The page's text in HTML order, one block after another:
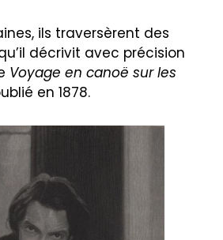
ils traversèrent des
décrivit avec précision
Voyage en canoë sur les
en 1878.